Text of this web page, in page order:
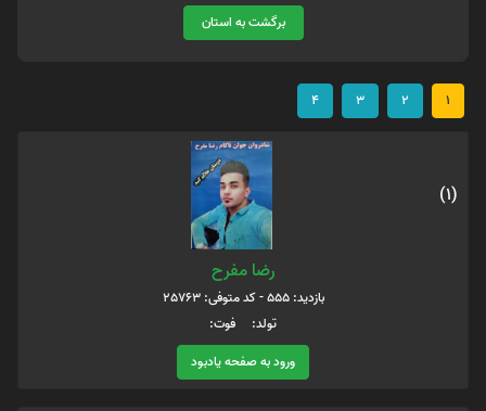
برگشت به استان
1
2
3
4
(1)
رضا مفرح
بازدید: 555 - کد متوفی: 25763
تولد: فوت:
ورود به صفحه یادبود